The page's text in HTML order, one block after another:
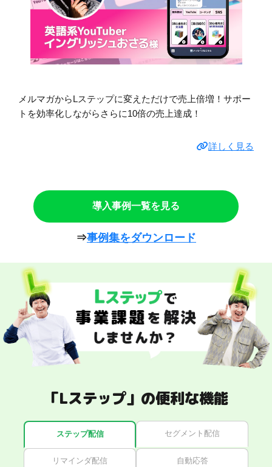
メルマガからLステップに変えただけで売上倍増！サポー
トを効率化しながらさらに10倍の売上達成！
詳しく見る
導入事例一覧を見る
⇒事例集をダウンロード
「Lステップ」の便利な機能
ステップ配信 セグメント配信
リマインダ配信 自動応答